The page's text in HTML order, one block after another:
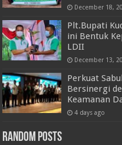
December 18,
Plt.Bupati
ini Bentuk
LDII
December 13,
Perkuat
Bersinergi
Keamanan
4 days ago
Random Posts